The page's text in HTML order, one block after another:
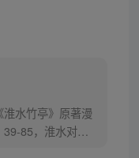
淮水竹亭》原著漫
85，淮水对应